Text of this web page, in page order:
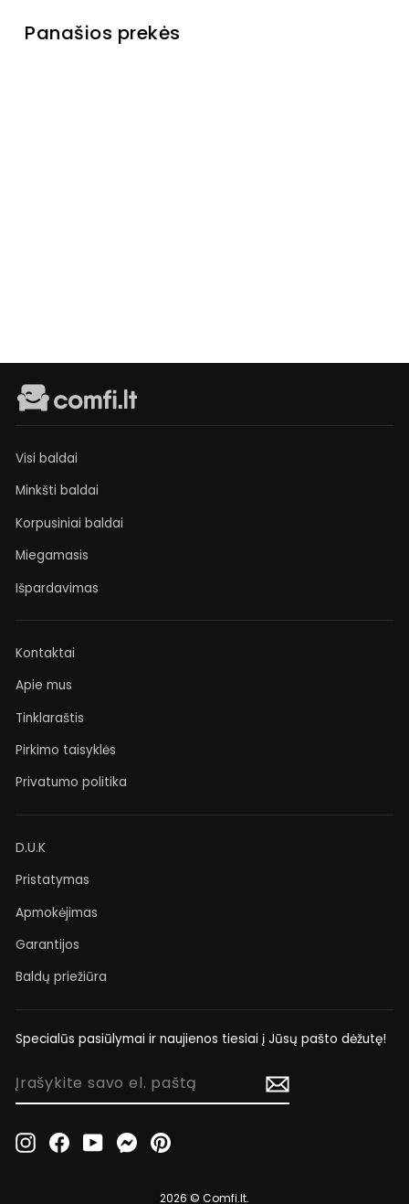
Panašios prekės
Visi baldai
Minkšti baldai
Korpusiniai baldai
Miegamasis
Išpardavimas
Kontaktai
Apie mus
Tinklaraštis
Pirkimo taisyklės
Privatumo politika
D.U.K
Pristatymas
Apmokėjimas
Garantijos
Baldų priežiūra
Specialūs pasiūlymai ir naujienos tiesiai į Jūsų pašto dėžutę!
ĮRAŠYKITE
PAŠTĄInstagramFacebookYouTubeMessenger
2026 © Comfi.lt.